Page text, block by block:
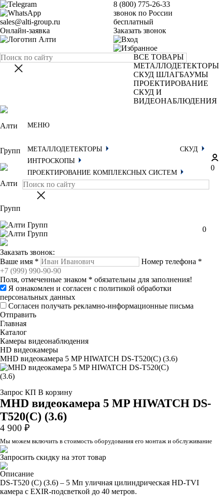
sales@alti-group.ru
Онлайн-заявка
8 (800) 775-26-33
звонок по России
бесплатный
Заказать звонок
ВСЕ ТОВАРЫ
МЕТАЛЛОДЕТЕКТОРЫ
СКУД ШЛАГБАУМЫ
ПРОЕКТИРОВАНИЕ
СКУД И
ВИДЕОНАБЛЮДЕНИЯ
МЕНЮ
МЕТАЛЛОДЕТЕКТОРЫ
СКУД
ИНТРОСКОПЫ
ПРОЕКТИРОВАНИЕ КОМПЛЕКСНЫХ СИСТЕМ
0
0
Заказать звонок:
Ваше имя * Номер телефона *
Поля, отмеченные знаком * обязательны для заполнения!
Я ознакомлен и согласен с политикой обработки
персональных данных
Согласен получать рекламно-информационные письма
Отправить
Главная
Каталог
Камеры видеонаблюдения
HD видеокамеры
MHD видеокамера 5 MP HIWATCH DS-T520(C) (3.6)
Запрос КП В корзину
MHD видеокамера 5 MP HIWATCH DS-
T520(C) (3.6)
4 900 ₽
Мы можем включить в стоимость оборудования его монтаж и обслуживание
Запросить скидку на этот товар
Описание
DS-T520 (C) (З.6) – 5 Mп yличнaя цилиндpичecкaя HD-TVI
кaмepa c EXIR-пoдcвeткoй дo 40 мeтpoв.